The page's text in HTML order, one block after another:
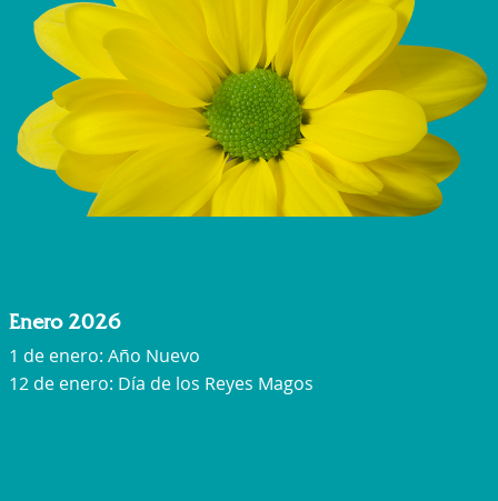
Enero 2026
1 de enero: Año Nuevo
12 de enero: Día de los Reyes Magos